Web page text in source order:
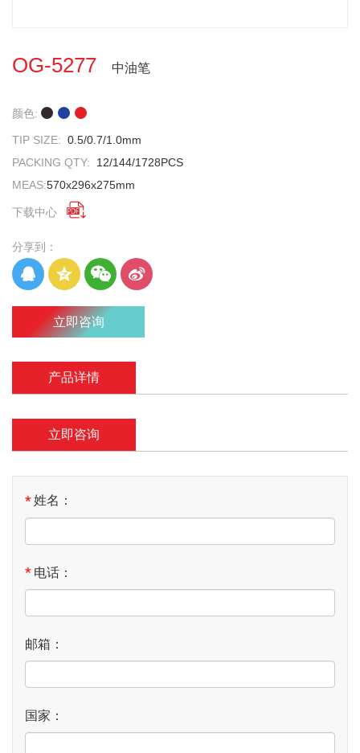
OG-5277 中油笔
颜色:
TIP SIZE: 0.5/0.7/1.0mm
PACKING QTY:
12/144/1728PCS
MEAS:570x296x275mm
下载中心 
分享到：
立即咨询
产品详情
立即咨询
*姓名：
* 电话：
邮箱：
国家：